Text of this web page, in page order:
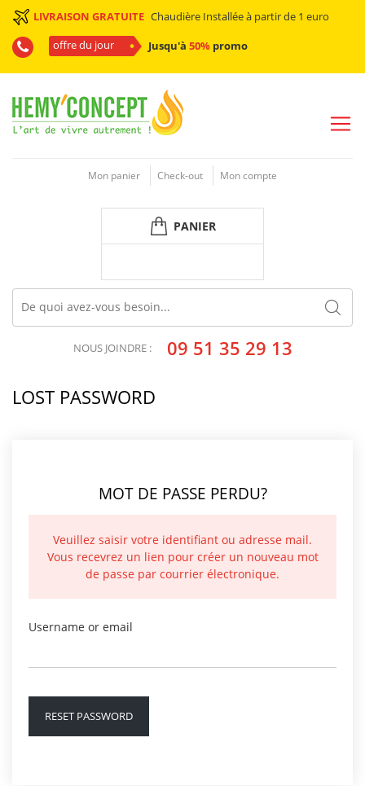
LIVRAISON GRATUITE Chaudière Installée à partir de 1 euro
offre du jour
Jusqu'à 50% promo
Mon panier Check-out Mon compte
PANIER
NOUS JOINDRE :
09 51 35 29 13
LOST PASSWORD
MOT DE PASSE PERDU?
Veuillez saisir votre identifiant ou adresse mail.
Vous recevrez un lien pour créer un nouveau mot
de passe par courrier électronique.
Username or email
RESET PASSWORD